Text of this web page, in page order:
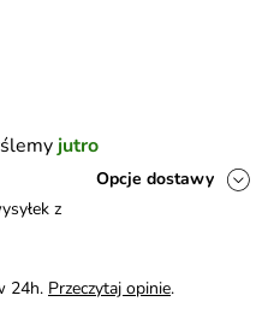
jutro
Opcje dostawy
z
24h. Przeczytaj opinie.